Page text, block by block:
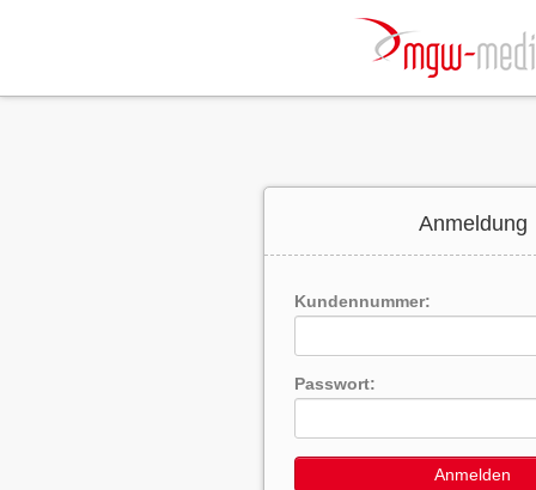
Anmeldung
Kundennummer:
Passwort:
Anmelden